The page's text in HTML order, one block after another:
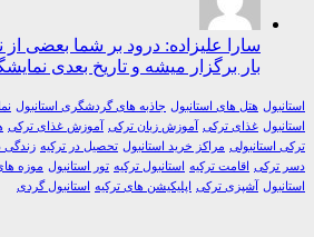
سارا علیزاده: درود بر شما بعضی از
بار برگزار میشه و تاریخ بعدی نمایشگاه...
هتل های استانبول جاذبه های گردشگری استانبول
غذای ترکی آموزش زبان ترکی آموزش غذای ترکی هتلهای
مراکز خرید استانبول تحصیل در ترکیه زندگی در
اقامت ترکیه استانبول ترکیه تور استانبول موزه های
آشپزی ترکی اپلیکیشن های ترکیه استانبول گردی